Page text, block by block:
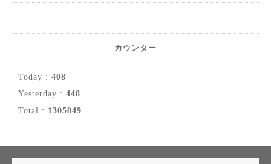
カウンター
Today : 408
Yesterday : 448
Total : 1305049